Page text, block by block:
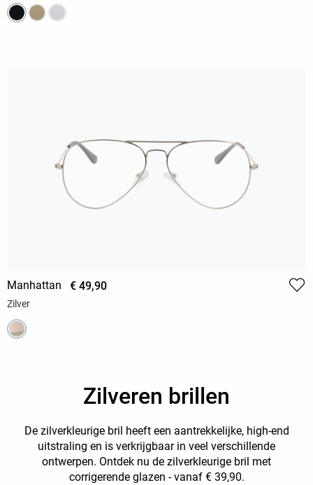
Manhattan € 49,90
Zilver
Zilveren brillen
De zilverkleurige bril heeft een aantrekkelijke, high-end
uitstraling en is verkrijgbaar in veel verschillende
ontwerpen. Ontdek nu de zilverkleurige bril met
corrigerende glazen - vanaf € 39,90.